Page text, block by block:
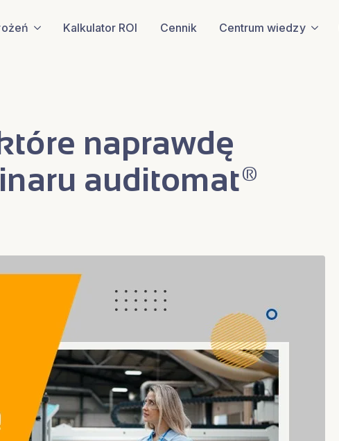
Kalkulator ROI Cennik Centrum wiedzy
naprawdę
auditomat®